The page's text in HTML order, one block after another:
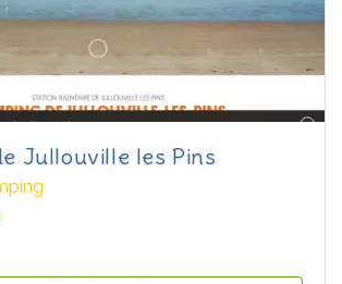
Jullouville les Pins